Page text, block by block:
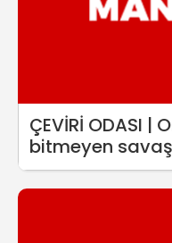
ÇEVİRİ ODASI
bitmeyen